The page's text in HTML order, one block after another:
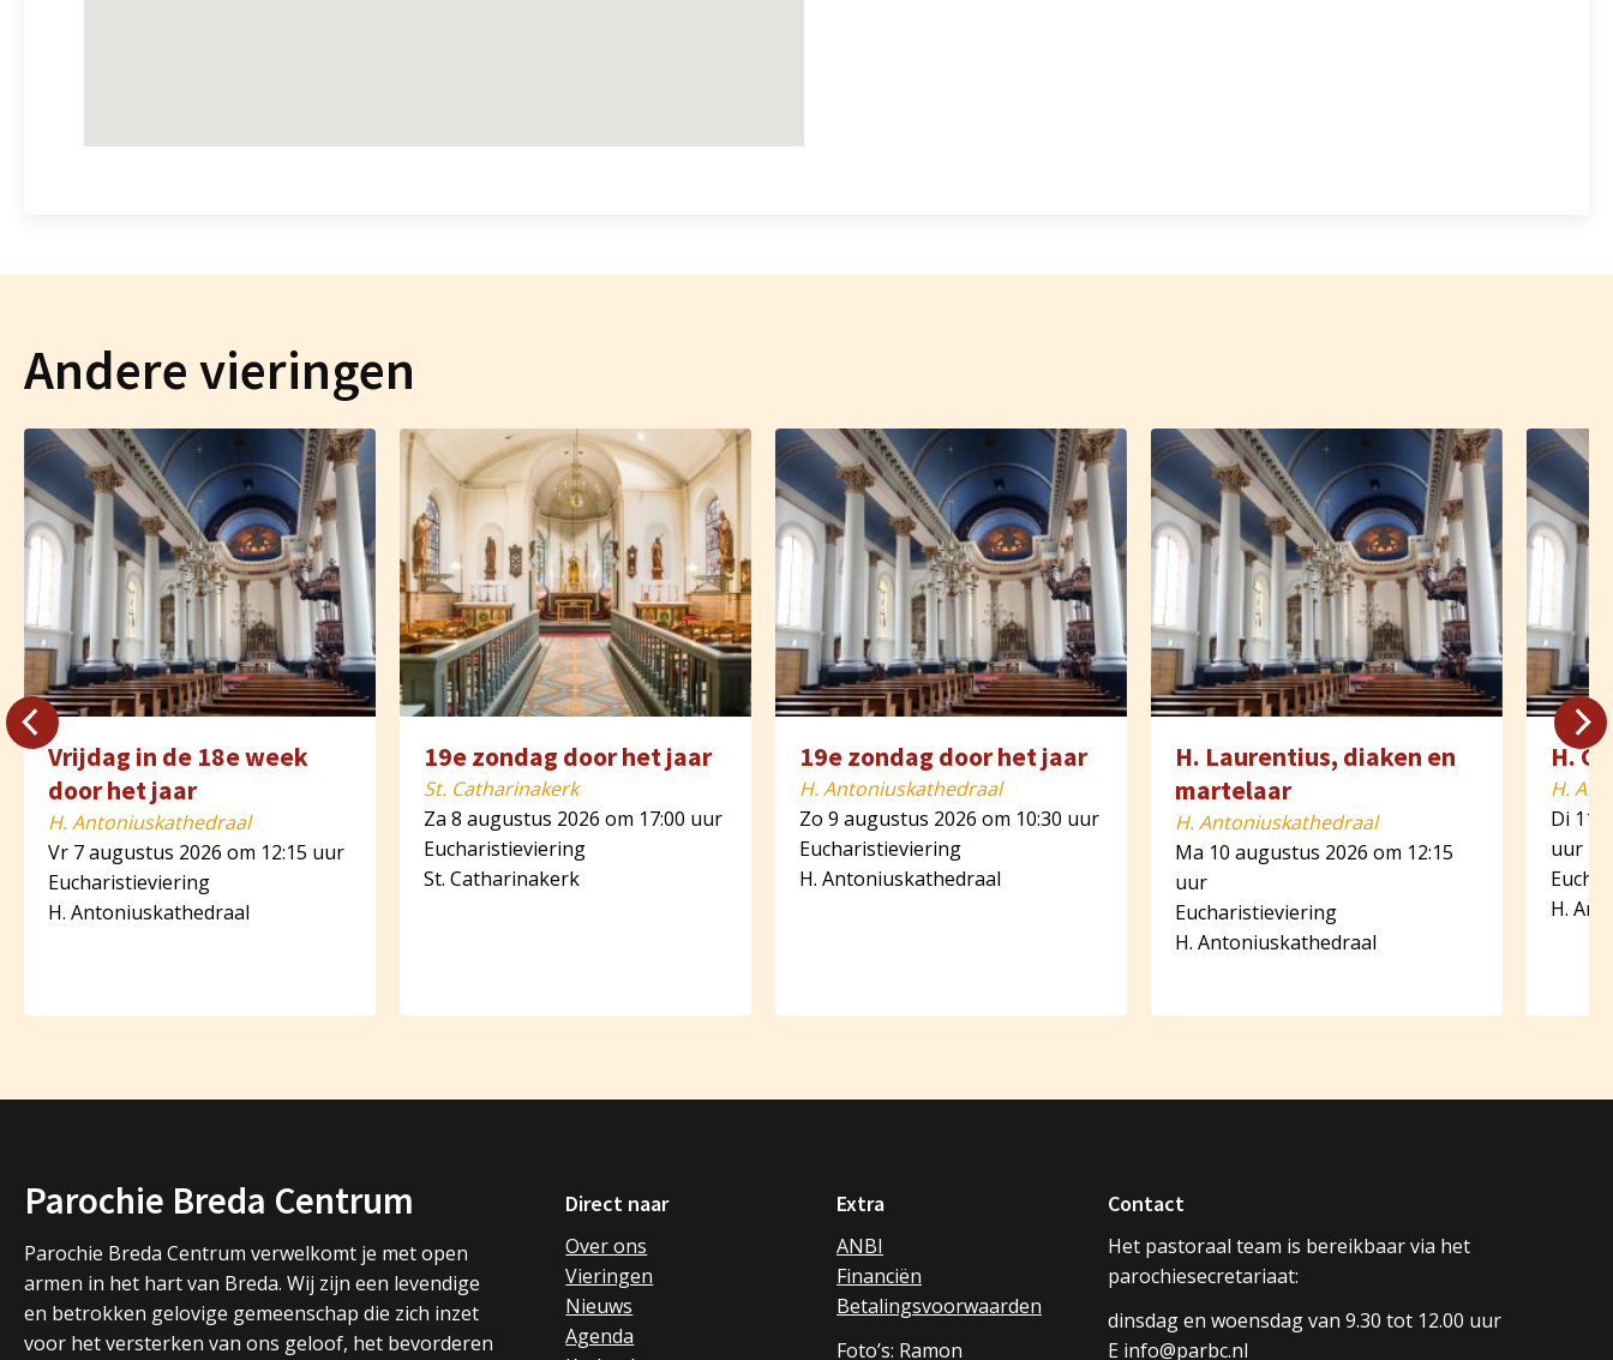
Andere vieringen
Vrijdag in de 18e week
door het jaar
H. Antoniuskathedraal
Vr 7 augustus 2026 om 12:15 uur
Eucharistieviering
H. Antoniuskathedraal
19e zondag door het jaar
St. Catharinakerk
Za 8 augustus 2026 om 17:00 uur
Eucharistieviering
St. Catharinakerk
19e zondag door het jaar
H. Antoniuskathedraal
Zo 9 augustus 2026 om 10:30 uur
Eucharistieviering
H. Antoniuskathedraal
H. Laurentius, diaken en
martelaar
H. Antoniuskathedraal
Ma 10 augustus 2026 om 12:15
uur
Eucharistieviering
H. Antoniuskathedraal
H.
H.
Di 11
uur
H.
Parochie Breda Centrum
Parochie Breda Centrum verwelkomt je met open
armen in het hart van Breda. Wij zijn een levendige
en betrokken gelovige gemeenschap die zich inzet
voor het versterken van ons geloof, het bevorderen
Direct naar
Over ons
Vieringen
Nieuws
Agenda
Extra
ANBI
Financiën
Betalingsvoorwaarden
Foto’s: Ramon
Contact
Het pastoraal team is bereikbaar via het
parochiesecretariaat:
dinsdag en woensdag van 9.30 tot 12.00 uur
E info@parbc.nl